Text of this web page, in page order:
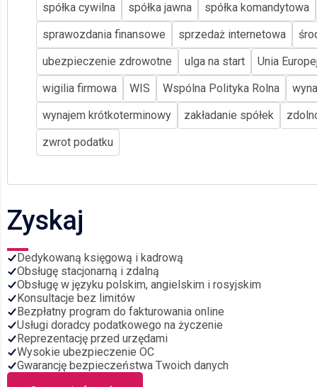
spółka cywilna
spółka jawna
spółka komandytowa
sprawozdania finansowe
sprzedaż internetowa
ubezpieczenie zdrowotne
ulga na start
Unia
wigilia firmowa
WIS Wspólna Polityka Rolna
wynajem krótkoterminowy
zakładanie spółek
zwrot podatku
Zyskaj
Dedykowaną księgową i kadrową
Obsługę stacjonarną i zdalną
Obsługę w języku polskim, angielskim i rosyjskim
Konsultacje bez limitów
Bezpłatny program do fakturowania online
Usługi doradcy podatkowego na życzenie
Reprezentację przed urzędami
Wysokie ubezpieczenie OC
Gwarancję bezpieczeństwa Twoich danych